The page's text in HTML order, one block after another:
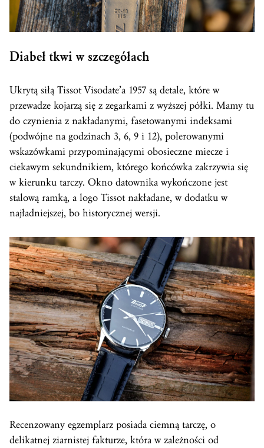
Diabeł tkwi w szczegółach
Ukrytą siłą Tissot Visodate’a 1957 są detale, które w
przewadze kojarzą się z zegarkami z wyższej półki. Mamy tu
do czynienia z nakładanymi, fasetowanymi indeksami
(podwójne na godzinach 3, 6, 9 i 12), polerowanymi
wskazówkami przypominającymi obosieczne miecze i
ciekawym sekundnikiem, którego końcówka zakrzywia się
w kierunku tarczy. Okno datownika wykończone jest
stalową ramką, a logo Tissot nakładane, w dodatku w
najładniejszej, bo historycznej wersji.
Recenzowany egzemplarz posiada ciemną tarczę, o
delikatnej ziarnistej fakturze, która w zależności od